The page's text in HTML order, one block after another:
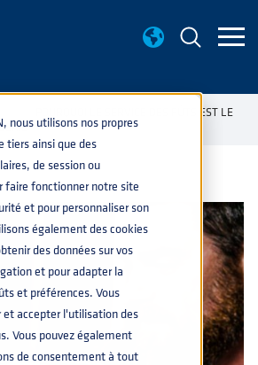
nous utilisons nos propres
tiers ainsi que des
de session ou
faire fonctionner notre site
et pour personnaliser son
également des cookies
des données sur vos
et pour adapter la
et préférences. Vous
et accepter l'utilisation des
Vous pouvez également
de consentement à tout
POURQUOI LE SERVICE DES FÛTS EST LE